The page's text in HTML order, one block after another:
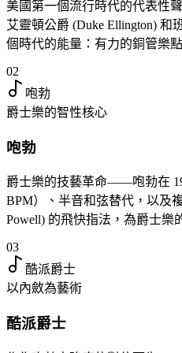
美國第一個流行時代的代表性
艾靈頓公爵 (Duke Ellington) 和
個時代的能量：有力的銅管樂
02
咆勃
爵士樂的智性核心
咆勃
爵士樂的技藝革命——咆勃在
BPM）、半音和弦替代，以及
Powell) 的飛快指法，為爵士
03
酷派爵士
以內斂為藝術
酷派爵士